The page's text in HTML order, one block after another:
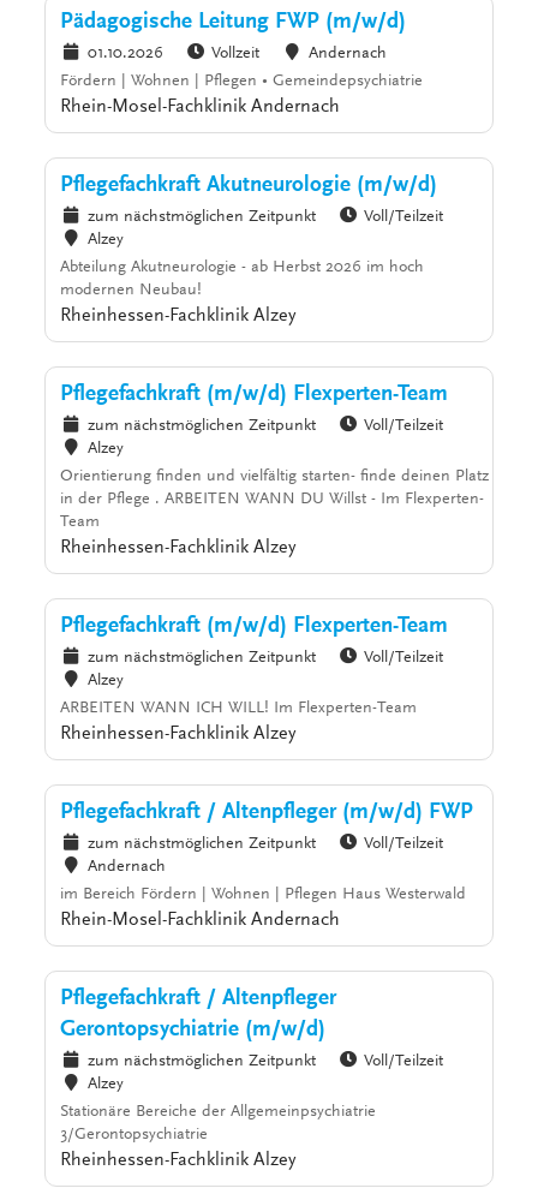
Pädagogische Leitung FWP (m/w/d)
01.10.2026 Vollzeit
Andernach
Fördern | Wohnen | Pflegen • Gemeindepsychiatrie
Rhein-Mosel-Fachklinik Andernach
Pflegefachkraft Akutneurologie (m/w/d)
zum nächstmöglichen Zeitpunkt
Voll/Teilzeit
Alzey
Abteilung Akutneurologie - ab Herbst 2026 im hoch
modernen Neubau!
Rheinhessen-Fachklinik Alzey
Pflegefachkraft (m/w/d) Flexperten-Team
zum nächstmöglichen Zeitpunkt
Voll/Teilzeit
Alzey
Orientierung finden und vielfältig starten- finde deinen Platz
in der Pflege . ARBEITEN WANN DU Willst - Im Flexperten-
Team
Rheinhessen-Fachklinik Alzey
Pflegefachkraft (m/w/d) Flexperten-Team
zum nächstmöglichen Zeitpunkt
Voll/Teilzeit
Alzey
ARBEITEN WANN ICH WILL! Im Flexperten-Team
Rheinhessen-Fachklinik Alzey
Pflegefachkraft / Altenpfleger (m/w/d) FWP
zum nächstmöglichen Zeitpunkt
Voll/Teilzeit
Andernach
im Bereich Fördern | Wohnen | Pflegen Haus Westerwald
Rhein-Mosel-Fachklinik Andernach
Pflegefachkraft / Altenpfleger
Gerontopsychiatrie (m/w/d)
zum nächstmöglichen Zeitpunkt
Voll/Teilzeit
Alzey
Stationäre Bereiche der Allgemeinpsychiatrie
3/Gerontopsychiatrie
Rheinhessen-Fachklinik Alzey